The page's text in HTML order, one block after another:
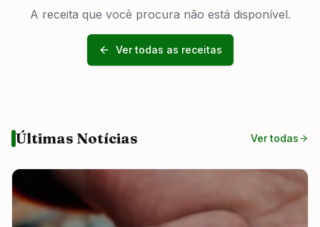
A receita que você procura não está disponível.
Ver todas as receitas
Últimas Notícias Ver todas